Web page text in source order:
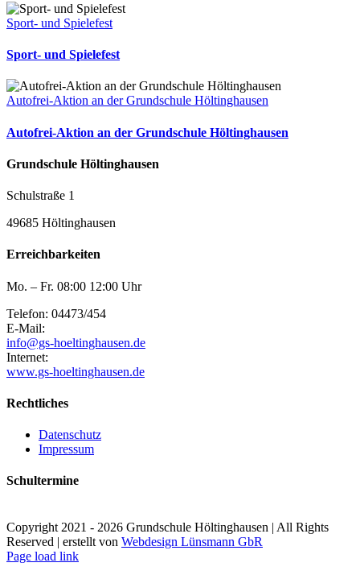
Sport- und Spielefest
Sport- und Spielefest
Autofrei-Aktion an der Grundschule Höltinghausen
Autofrei-Aktion an der Grundschule Höltinghausen
Grundschule Höltinghausen
Schulstraße 1
49685 Höltinghausen
Erreichbarkeiten
Mo. – Fr. 08:00 12:00 Uhr
Telefon: 04473/454
E-Mail:
info@gs-hoeltinghausen.de
Internet:
www.gs-hoeltinghausen.de
Rechtliches
Datenschutz
Impressum
Schultermine
Copyright 2021 - 2026 Grundschule Höltinghausen | All Rights
Reserved | erstellt von Webdesign Lünsmann GbR
Page load link